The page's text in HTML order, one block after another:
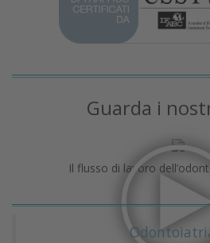
Guarda i
Il flusso di lavoro